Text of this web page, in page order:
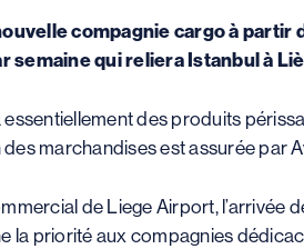
compagnie cargo à
semaine qui reliera Istanbul à
des produits
marchandises est assurée par
de Liege Airport, l’arrivée
la priorité aux compagnies